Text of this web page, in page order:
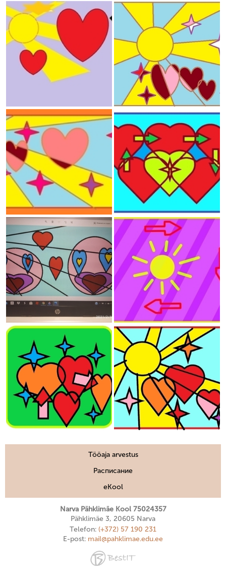
Tööaja arvestus
Расписание
eKool
Narva Pähklimäe Kool 75024357
Pähklimäe 3, 20605 Narva
Telefon: (+372) 57 190 231
E-post: mail@pahklimae.edu.ee